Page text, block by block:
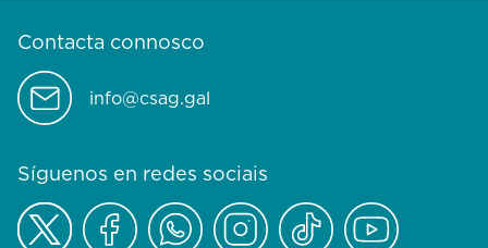
Contacta connosco
info@csag.gal
Síguenos en redes sociais